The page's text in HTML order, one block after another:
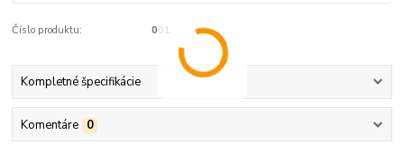
Číslo produktu: 001
Kompletné špecifikácie
Komentáre 0